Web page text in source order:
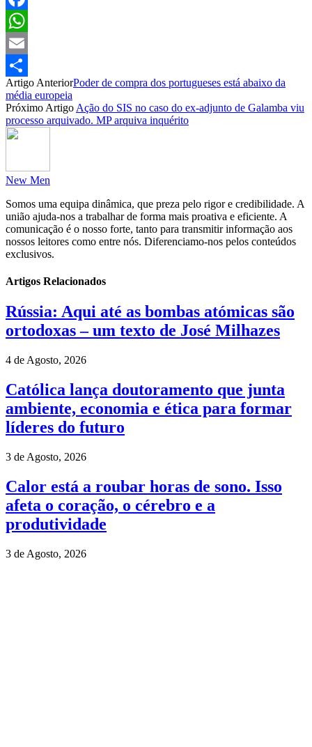
Facebook
WhatsApp
Email
Partilhar
Artigo AnteriorPoder de compra dos portugueses está abaixo da
média europeia
Próximo Artigo Ação do SIS no caso do ex-adjunto de Galamba viu
processo arquivado. MP arquiva inquérito
New Men
Somos uma equipa dinâmica, que preza pelo rigor e credibilidade. A
união ajuda-nos a trabalhar de forma mais proativa e eficiente. A
comunicação é o nosso forte, tanto para transmitir informação aos
nossos leitores como entre nós. Diferenciamo-nos pelos conteúdos
exclusivos.
Artigos Relacionados
Rússia: Aqui até as bombas atómicas são
ortodoxas – um texto de José Milhazes
4 de Agosto, 2026
Católica lança doutoramento que junta
ambiente, economia e ética para formar
líderes do futuro
3 de Agosto, 2026
Calor está a roubar horas de sono. Isso
afeta o coração, o cérebro e a
produtividade
3 de Agosto, 2026